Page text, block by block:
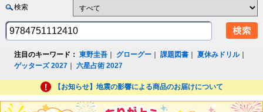
検索
注目のキーワード： 東野圭吾 グローグー ｜課題図書 ｜夏休みドリル｜
ゲッターズ 2027 ｜六星占術 2027
【お知らせ】地震の影響による商品のお届けについて